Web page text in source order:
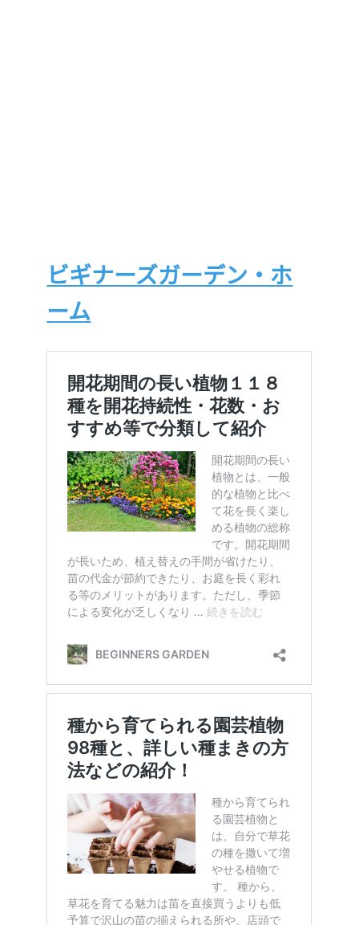
ビギナーズガーデン・ホ
ーム